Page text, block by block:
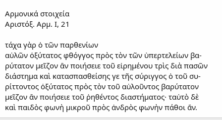
Αρμονικά στοιχεία
Αριστόξ. Αρμ. Ι, 21
τάχα γὰρ ὁ τῶν παρθενίων
αὐλῶν ὀξύτατος φθόγγος πρὸς τὸν τῶν ὑπερτελείων βα-
ρύτατον μεῖζον ἂν ποιήσειε τοῦ εἰρημένου τρὶς διὰ πασῶν
διάστημα καὶ κατασπασθείσης γε τῆς σύριγγος ὁ τοῦ συ-
ρίττοντος ὀξύτατος πρὸς τὸν τοῦ αὐλοῦντος βαρύτατον
μεῖζον ἂν ποιήσειε τοῦ ῥηθέντος διαστήματος· ταὐτὸ δὲ
καὶ παιδὸς φωνὴ μικροῦ πρὸς ἀνδρὸς φωνὴν πάθοι ἄν.